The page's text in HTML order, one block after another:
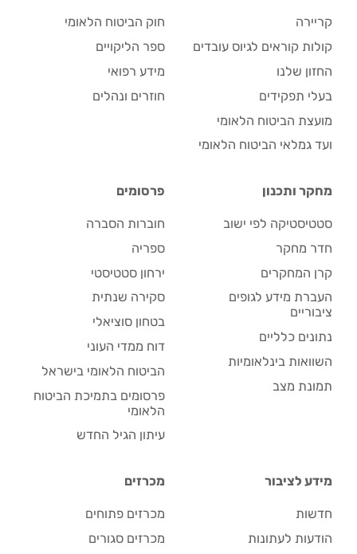
קריירה
קולות קוראים לגיוס עובדים
החזון שלנו
בעלי תפקידים
מועצת הביטוח הלאומי
ועד גמלאי הביטוח הלאומי
חוק הביטוח הלאומי
ספר הליקויים
מידע רפואי
חוזרים ונהלים
מחקר ותכנון
סטטיסטיקה לפי ישוב
חדר מחקר
קרן המחקרים
העברת מידע לגופים
ציבוריים
נתונים כלליים
השוואות בינלאומיות
תמונת מצב
פרסומים
חוברות הסברה
ספריה
ירחון סטטיסטי
סקירה שנתית
בטחון סוציאלי
דוח ממדי העוני
הביטוח הלאומי בישראל
פרסומים בתמיכת הביטוח
הלאומי
עיתון הגיל החדש
מידע לציבור
חדשות
הודעות לעתונות
מכרזים
מכרזים פתוחים
מכרזים סגורים